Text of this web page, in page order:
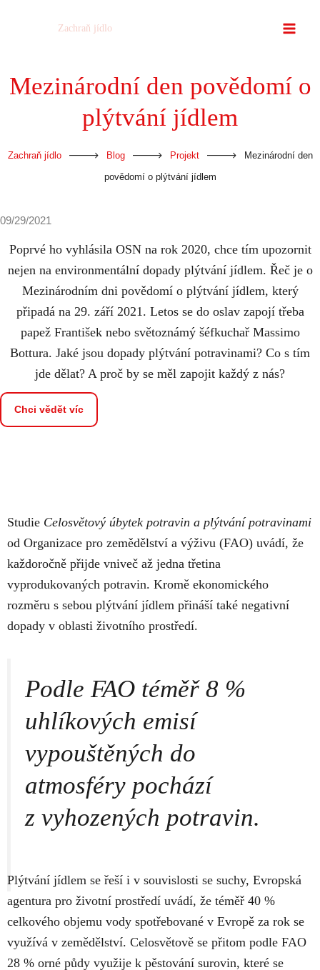
Zachraň jídlo
Mezinárodní den povědomí o
plýtvání jídlem
Zachraň jídlo - Blog - Projekt -
Mezinárodní den
povědomí o plýtvání jídlem
09/29/2021
Poprvé ho vyhlásila OSN na rok 2020, chce tím upozornit
nejen na environmentální dopady plýtvání jídlem. Řeč je o
Mezinárodním dni povědomí o plýtvání jídlem, který
připadá na 29. září 2021. Letos se do oslav zapojí třeba
papež František nebo světoznámý šéfkuchař Massimo
Bottura. Jaké jsou dopady plýtvání potravinami? Co s tím
jde dělat? A proč by se měl zapojit každý z nás?
Chci vědět víc
Studie Celosvětový úbytek potravin a plýtvání potravinami
od Organizace pro zemědělství a výživu (FAO) uvádí, že
každoročně přijde vniveč až jedna třetina
vyprodukovaných potravin. Kromě ekonomického
rozměru s sebou plýtvání jídlem přináší také negativní
dopady v oblasti životního prostředí.
Podle FAO téměř 8 %
uhlíkových emisí
vypouštěných do
atmosféry pochází
z vyhozených potravin.
Plýtvání jídlem se řeší i v souvislosti se suchy, Evropská
agentura pro životní prostředí uvádí, že téměř 40 %
celkového objemu vody spotřebované v Evropě za rok se
využívá v zemědělství. Celosvětově se přitom podle FAO
28 % orné půdy využije k pěstování surovin, které se